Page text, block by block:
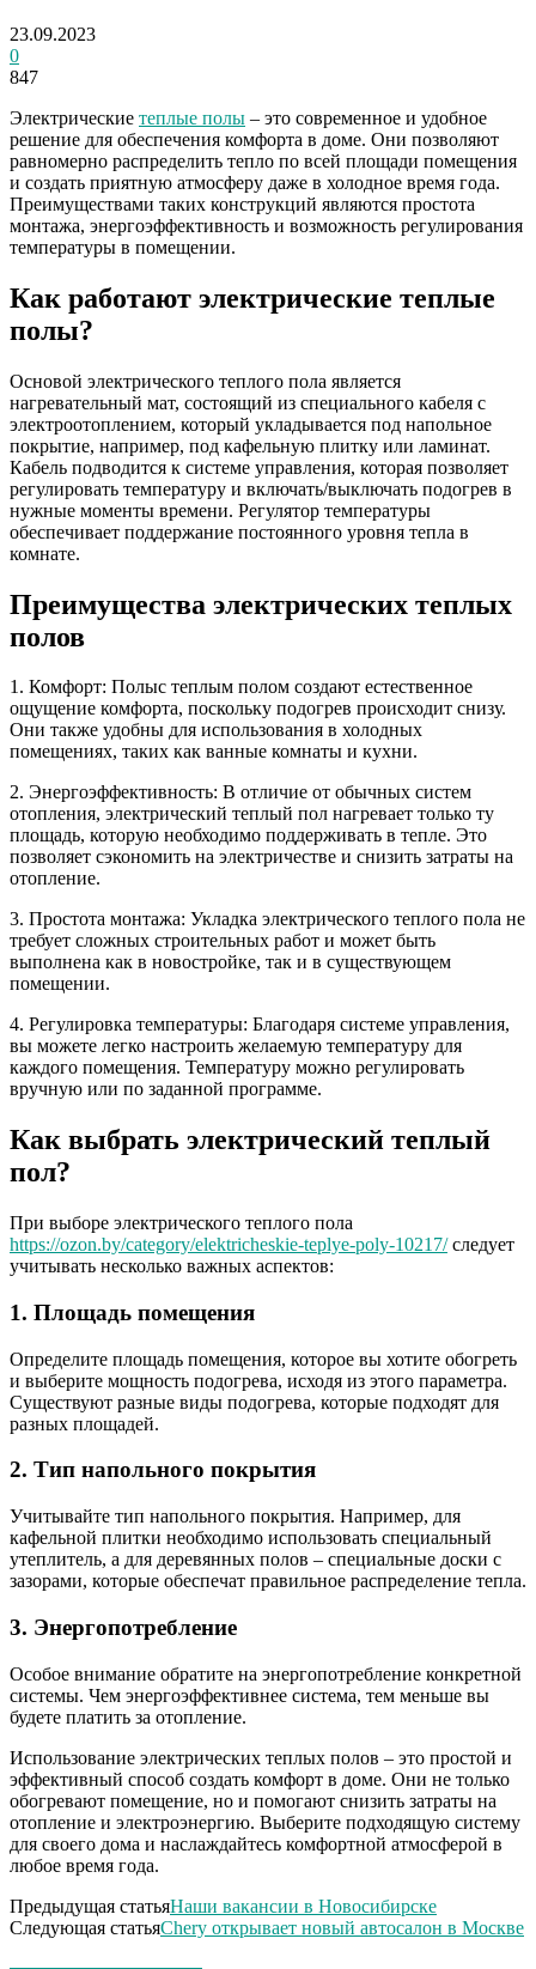
23.09.2023
0
847
Электрические теплые полы – это современное и удобное
решение для обеспечения комфорта в доме. Они позволяют
равномерно распределить тепло по всей площади помещения
и создать приятную атмосферу даже в холодное время года.
Преимуществами таких конструкций являются простота
монтажа, энергоэффективность и возможность регулирования
температуры в помещении.
Как работают электрические теплые
полы?
Основой электрического теплого пола является
нагревательный мат, состоящий из специального кабеля с
электроотоплением, который укладывается под напольное
покрытие, например, под кафельную плитку или ламинат.
Кабель подводится к системе управления, которая позволяет
регулировать температуру и включать/выключать подогрев в
нужные моменты времени. Регулятор температуры
обеспечивает поддержание постоянного уровня тепла в
комнате.
Преимущества электрических теплых
полов
1. Комфорт: Полыс теплым полом создают естественное
ощущение комфорта, поскольку подогрев происходит снизу.
Они также удобны для использования в холодных
помещениях, таких как ванные комнаты и кухни.
2. Энергоэффективность: В отличие от обычных систем
отопления, электрический теплый пол нагревает только ту
площадь, которую необходимо поддерживать в тепле. Это
позволяет сэкономить на электричестве и снизить затраты на
отопление.
3. Простота монтажа: Укладка электрического теплого пола не
требует сложных строительных работ и может быть
выполнена как в новостройке, так и в существующем
помещении.
4. Регулировка температуры: Благодаря системе управления,
вы можете легко настроить желаемую температуру для
каждого помещения. Температуру можно регулировать
вручную или по заданной программе.
Как выбрать электрический теплый
пол?
При выборе электрического теплого пола
https://ozon.by/category/elektricheskie-teplye-poly-10217/следует
учитывать несколько важных аспектов:
1. Площадь помещения
Определите площадь помещения, которое вы хотите обогреть
и выберите мощность подогрева, исходя из этого параметра.
Существуют разные виды подогрева, которые подходят для
разных площадей.
2. Тип напольного покрытия
Учитывайте тип напольного покрытия. Например, для
кафельной плитки необходимо использовать специальный
утеплитель, а для деревянных полов – специальные доски с
зазорами, которые обеспечат правильное распределение тепла.
3. Энергопотребление
Особое внимание обратите на энергопотребление конкретной
системы. Чем энергоэффективнее система, тем меньше вы
будете платить за отопление.
Использование электрических теплых полов – это простой и
эффективный способ создать комфорт в доме. Они не только
обогревают помещение, но и помогают снизить затраты на
отопление и электроэнергию. Выберите подходящую систему
для своего дома и наслаждайтесь комфортной атмосферой в
любое время года.
Предыдущая статьяНаши вакансии в Новосибирске
Следующая статьяChery открывает новый автосалон в Москве